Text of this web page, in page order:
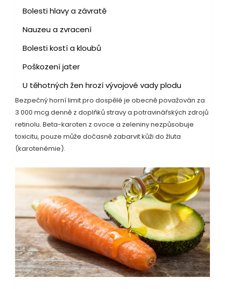
Bolesti hlavy a závratě
Nauzeu a zvracení
Bolesti kostí a kloubů
Poškození jater
U těhotných žen hrozí vývojové vady plodu
Bezpečný horní limit pro dospělé je obecně považován za
3 000 mcg denně z doplňků stravy a potravinářských zdrojů
retinolu. Beta-karoten z ovoce a zeleniny nezpůsobuje
toxicitu, pouze může dočasně zabarvit kůži do žluta
(karotenémie).